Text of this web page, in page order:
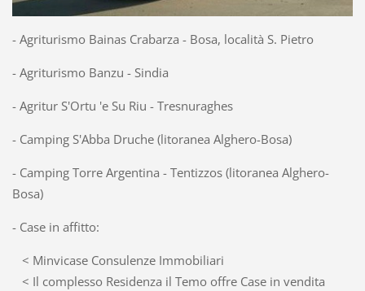
- Agriturismo Bainas Crabarza - Bosa, località S. Pietro
- Agriturismo Banzu - Sindia
- Agritur S'Ortu 'e Su Riu - Tresnuraghes
- Camping S'Abba Druche (litoranea Alghero-Bosa)
- Camping Torre Argentina - Tentizzos (litoranea Alghero-
Bosa)
- Case in affitto:
< Minvicase Consulenze Immobiliari
< Il complesso Residenza il Temo offre Case in vendita